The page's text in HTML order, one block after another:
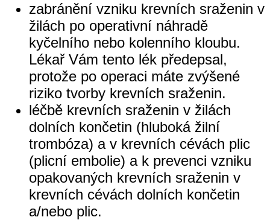
zabránění vzniku krevních sraženin v
žilách po operativní náhradě
kyčelního nebo kolenního kloubu.
Lékař Vám tento lék předepsal,
protože po operaci máte zvýšené
riziko tvorby krevních sraženin.
léčbě krevních sraženin v žilách
dolních končetin (hluboká žilní
trombóza) a v krevních cévách plic
(plicní embolie) a k prevenci vzniku
opakovaných krevních sraženin v
krevních cévách dolních končetin
a/nebo plic.